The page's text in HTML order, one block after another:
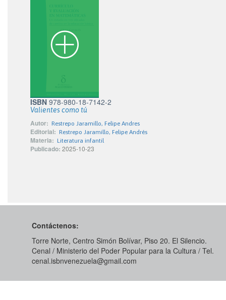
ISBN 978-980-18-7142-2
Valientes como tú
Autor: Restrepo Jaramillo, Felipe Andres
Editorial: Restrepo Jaramillo, Felipe Andrés
Materia: Literatura infantil
Publicado: 2025-10-23
Contáctenos:
Torre Norte, Centro Simón Bolívar, Piso 20. El Silencio.
Cenal / Ministerio del Poder Popular para la Cultura / Tel.
cenal.isbnvenezuela@gmail.com